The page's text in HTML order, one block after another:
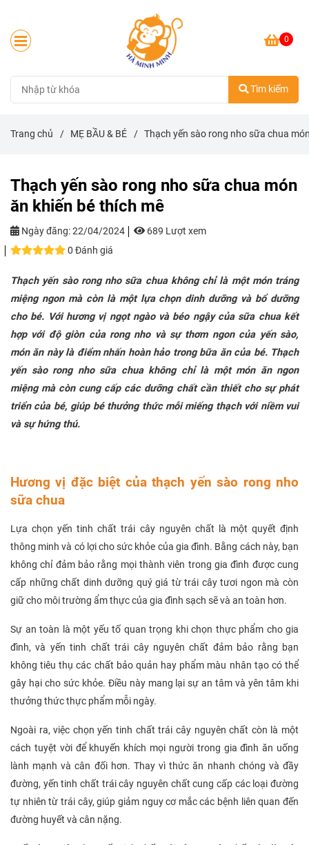
0
Tìm kiếm
Trang chủ / MẸ BẦU & BÉ / Thạch yến sào rong nho sữa chua
Thạch yến sào rong nho sữa chua món
ăn khiến bé thích mê
Ngày đăng:22/04/2024
689 Lượt xem
0 Đánh giá
Thạch yến sào rong nho sữa chua không chỉ là một món tráng
miệng ngon mà còn là một lựa chọn dinh dưỡng và bổ dưỡng
cho bé. Với hương vị ngọt ngào và béo ngậy của sữa chua kết
hợp với độ giòn của rong nho và sự thơm ngon của yến sào,
món ăn này là điểm nhấn hoàn hảo trong bữa ăn của bé. Thạch
yến sào rong nho sữa chua không chỉ là một món ăn ngon
miệng mà còn cung cấp các dưỡng chất cần thiết cho sự phát
triển của bé, giúp bé thưởng thức mỗi miếng thạch với niềm vui
và sự hứng thú.
Hương vị đặc biệt của thạch yến sào rong nho
sữa chua
Lựa chọn yến tinh chất trái cây nguyên chất là một quyết định
thông minh và có lợi cho sức khỏe của gia đình. Bằng cách này, bạn
không chỉ đảm bảo rằng mọi thành viên trong gia đình được cung
cấp những chất dinh dưỡng quý giá từ trái cây tươi ngon mà còn
giữ cho môi trường ẩm thực của gia đình sạch sẽ và an toàn hơn.
Sự an toàn là một yếu tố quan trọng khi chọn thực phẩm cho gia
đình, và yến tinh chất trái cây nguyên chất đảm bảo rằng bạn
không tiêu thụ các chất bảo quản hay phẩm màu nhân tạo có thể
gây hại cho sức khỏe. Điều này mang lại sự an tâm và yên tâm khi
thưởng thức thực phẩm mỗi ngày.
Ngoài ra, việc chọn yến tinh chất trái cây nguyên chất còn là một
cách tuyệt vời để khuyến khích mọi người trong gia đình ăn uống
lành mạnh và cân đối hơn. Thay vì thức ăn nhanh chóng và đầy
đường, yến tinh chất trái cây nguyên chất cung cấp các loại đường
tự nhiên từ trái cây, giúp giảm nguy cơ mắc các bệnh liên quan đến
đường huyết và cân nặng.